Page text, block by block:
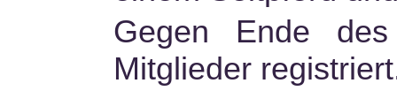
Gegen Ende
Mitglieder